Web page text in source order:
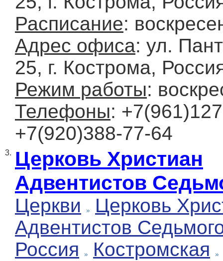
Расписание:
Адрес офиса: ул.
25, г. Кострома,
Режим работы:
Телефоны:
+7(920)388-77-64
3. Церковь Христиан
Адвентистов
Церкви
Церковь
Адвентистов
Россия
Костромская